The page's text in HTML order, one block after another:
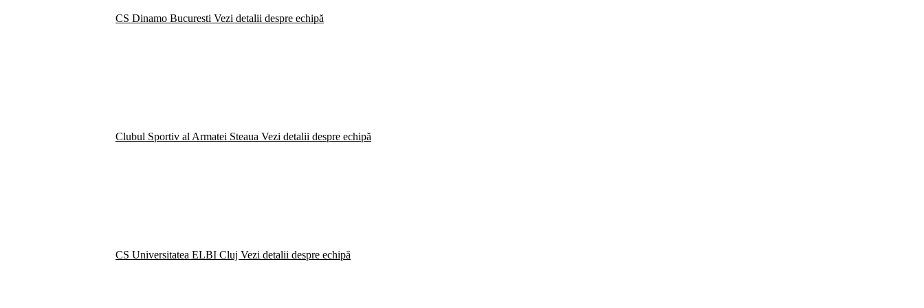
CS Dinamo Bucuresti Vezi detalii despre echipă
Clubul Sportiv al Armatei Steaua Vezi detalii despre echipă
CS Universitatea ELBI Cluj Vezi detalii despre echipă